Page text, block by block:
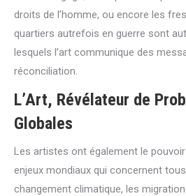
droits de l’homme, ou encore les
quartiers autrefois en guerre sont
lesquels l’art communique des
réconciliation.
L’Art, Révélateur de
Globales
Les artistes ont également le
enjeux mondiaux qui concernent
changement climatique, les